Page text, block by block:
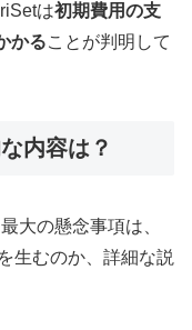
は初期費用の支
かることが判明して
内容は？
大の懸念事項は、
生むのか、詳細な説